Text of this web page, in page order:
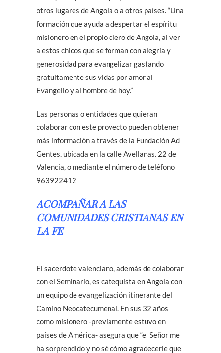
otros lugares de Angola o a otros países. “Una
formación que ayuda a despertar el espíritu
misionero en el propio clero de Angola, al ver
a estos chicos que se forman con alegría y
generosidad para evangelizar gastando
gratuitamente sus vidas por amor al
Evangelio y al hombre de hoy.”
Las personas o entidades que quieran
colaborar con este proyecto pueden obtener
más información a través de la Fundación Ad
Gentes, ubicada en la calle Avellanas, 22 de
Valencia, o mediante el número de teléfono
963922412
ACOMPAÑAR A LAS
COMUNIDADES CRISTIANAS EN
LA FE
El sacerdote valenciano, además de colaborar
con el Seminario, es catequista en Angola con
un equipo de evangelización itinerante del
Camino Neocatecumenal. En sus 32 años
como misionero -previamente estuvo en
países de América- asegura que “el Señor me
ha sorprendido y no sé cómo agradecerle que